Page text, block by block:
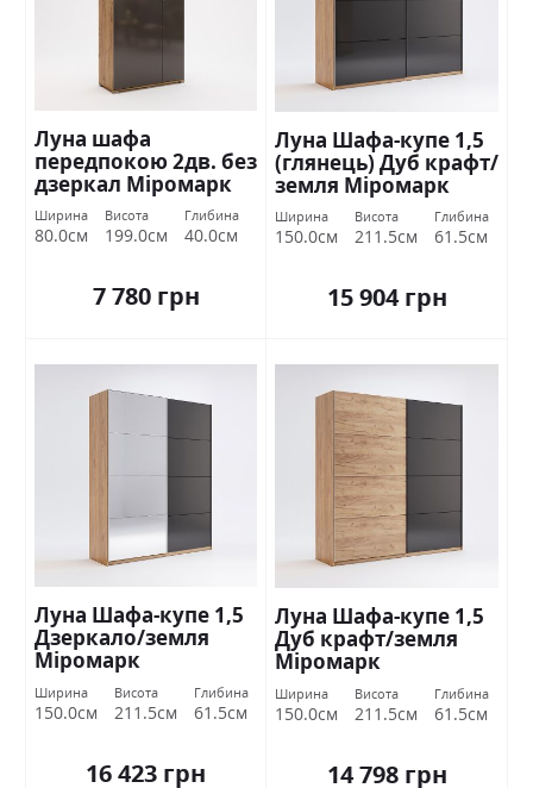
Луна шафа
передпокою 2дв. без
дзеркал Міромарк
Ширина
80.0см
Висота
199.0см
Глибина
40.0см
7 780 грн
Луна Шафа-купе 1,5
(глянець) Дуб крафт/
земля Міромарк
Ширина
150.0см
Висота
211.5см
Глибина
61.5см
15 904 грн
Луна Шафа-купе 1,5
Дзеркало/земля
Міромарк
Ширина
150.0см
Висота
211.5см
Глибина
61.5см
16 423 грн
Луна Шафа-купе 1,5
Дуб крафт/земля
Міромарк
Ширина
150.0см
Висота
211.5см
Глибина
61.5см
14 798 грн